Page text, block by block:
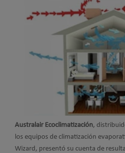
Australair Ecoclimatización,
los equipos de climatización
Wizard, presentó su cuenta de